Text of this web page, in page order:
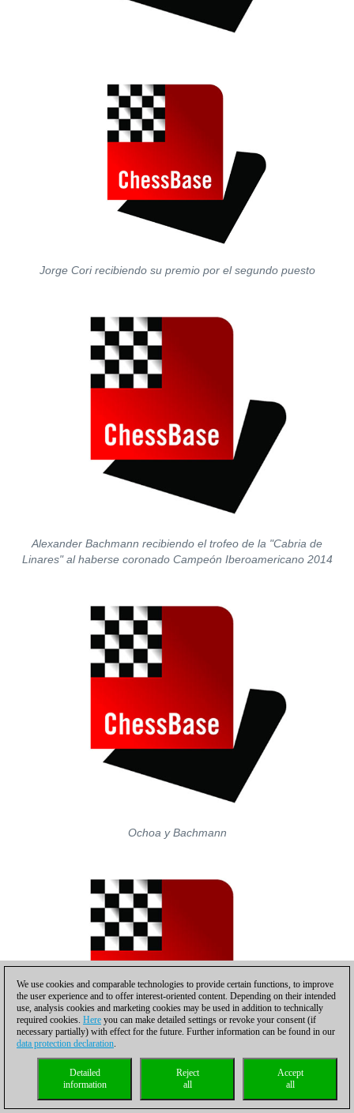
Jorge Cori recibiendo su premio por el segundo puesto
Alexander Bachmann recibiendo el trofeo de la "Cabria de
Linares" al haberse coronado Campeón Iberoamericano 2014
Ochoa y Bachmann
Bachmann en su alocución de agradecimiento
We use cookies and comparable technologies to provide certain functions, to improve
the user experience and to offer interest-oriented content. Depending on their intended
use, analysis cookies and marketing cookies may be used in addition to technically
required cookies. Here you can make detailed settings or revoke your consent (if
necessary partially) with effect for the future. Further information can be found in our
data protection declaration.
Accept
all
Reject
all
Detailed
information